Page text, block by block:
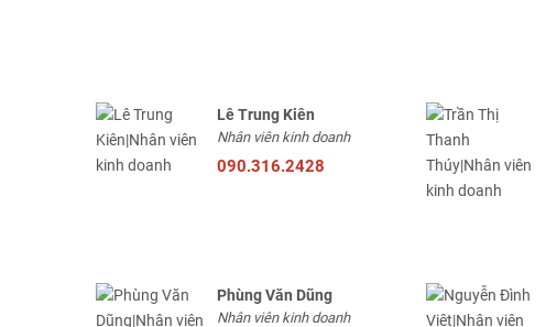
Lê Trung Kiên
Nhân viên kinh doanh
090.316.2428
Phùng Văn Dũng
Nhân viên kinh doanh